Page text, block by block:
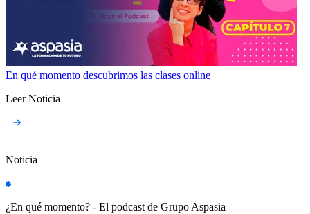
En qué momento descubrimos las clases online
Leer Noticia
Noticia
¿En qué momento? - El podcast de Grupo Aspasia